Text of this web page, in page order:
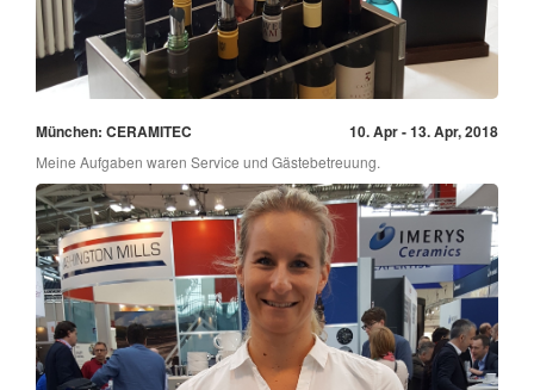
München: CERAMITEC 10. Apr - 13. Apr, 2018
Meine Aufgaben waren Service und Gästebetreuung.